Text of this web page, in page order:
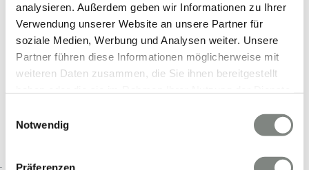
analysieren. Außerdem geben wir Informationen zu Ihrer
Verwendung unserer Website an unsere Partner für
soziale Medien, Werbung und Analysen weiter. Unsere
Partner führen diese Informationen möglicherweise mit
weiteren Daten zusammen, die Sie ihnen bereitgestellt
Cookies, wenn Sie unsere Webseite weiterhin nutzen.
Notwendig
Präferenzen
Hochheim am Main
Mietwohnungen Hochheim am Main
Wohnungen Hochheim am Main
am Main
Immobilien Hochheim am Main
Haus Hochheim am
Main
Häuser Hochheim am Main
kaufen Hochheim am Main
.